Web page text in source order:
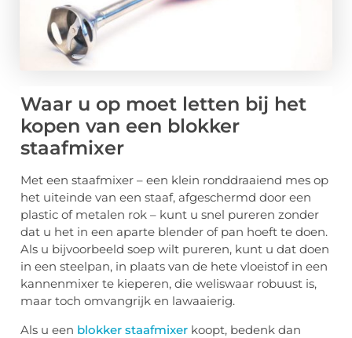
Waar u op moet letten bij het
kopen van een blokker
staafmixer
Met een staafmixer – een klein ronddraaiend mes op
het uiteinde van een staaf, afgeschermd door een
plastic of metalen rok – kunt u snel pureren zonder
dat u het in een aparte blender of pan hoeft te doen.
Als u bijvoorbeeld soep wilt pureren, kunt u dat doen
in een steelpan, in plaats van de hete vloeistof in een
kannenmixer te kieperen, die weliswaar robuust is,
maar toch omvangrijk en lawaaierig.
Als u een blokker staafmixer koopt, bedenk dan